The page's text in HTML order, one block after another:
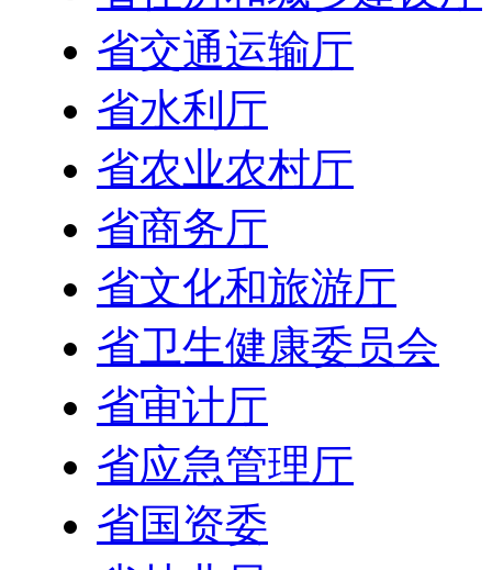
省交通运输厅
省水利厅
省农业农村厅
省商务厅
省文化和旅游厅
省卫生健康委员会
省审计厅
省应急管理厅
省国资委